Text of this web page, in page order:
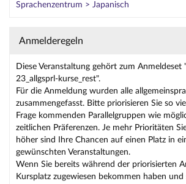
Sprachenzentrum > Japanisch
Anmelderegeln
Diese Veranstaltung gehört zum Anmeldeset
23_allgsprl-kurse_rest".
Für die Anmeldung wurden alle
zusammengefasst. Bitte priorisieren Sie so
Frage kommenden Parallelgruppen wie
zeitlichen Präferenzen. Je mehr Prioritäten
höher sind Ihre Chancen auf einen Platz in
gewünschten Veranstaltungen.
Wenn Sie bereits während der priorisierten
Kursplatz zugewiesen bekommen haben